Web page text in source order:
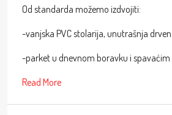
Od standarda možemo izdvojiti:
-vanjska PVC stolarija, unutrašnja
-parket u dnevnom boravku i spavaćim
Read More